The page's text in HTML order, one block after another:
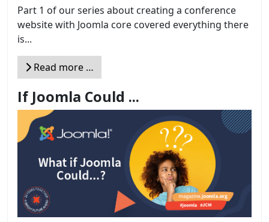
Part 1 of our series about creating a conference
website with Joomla core covered everything there
is...
Read more …
If Joomla Could ...